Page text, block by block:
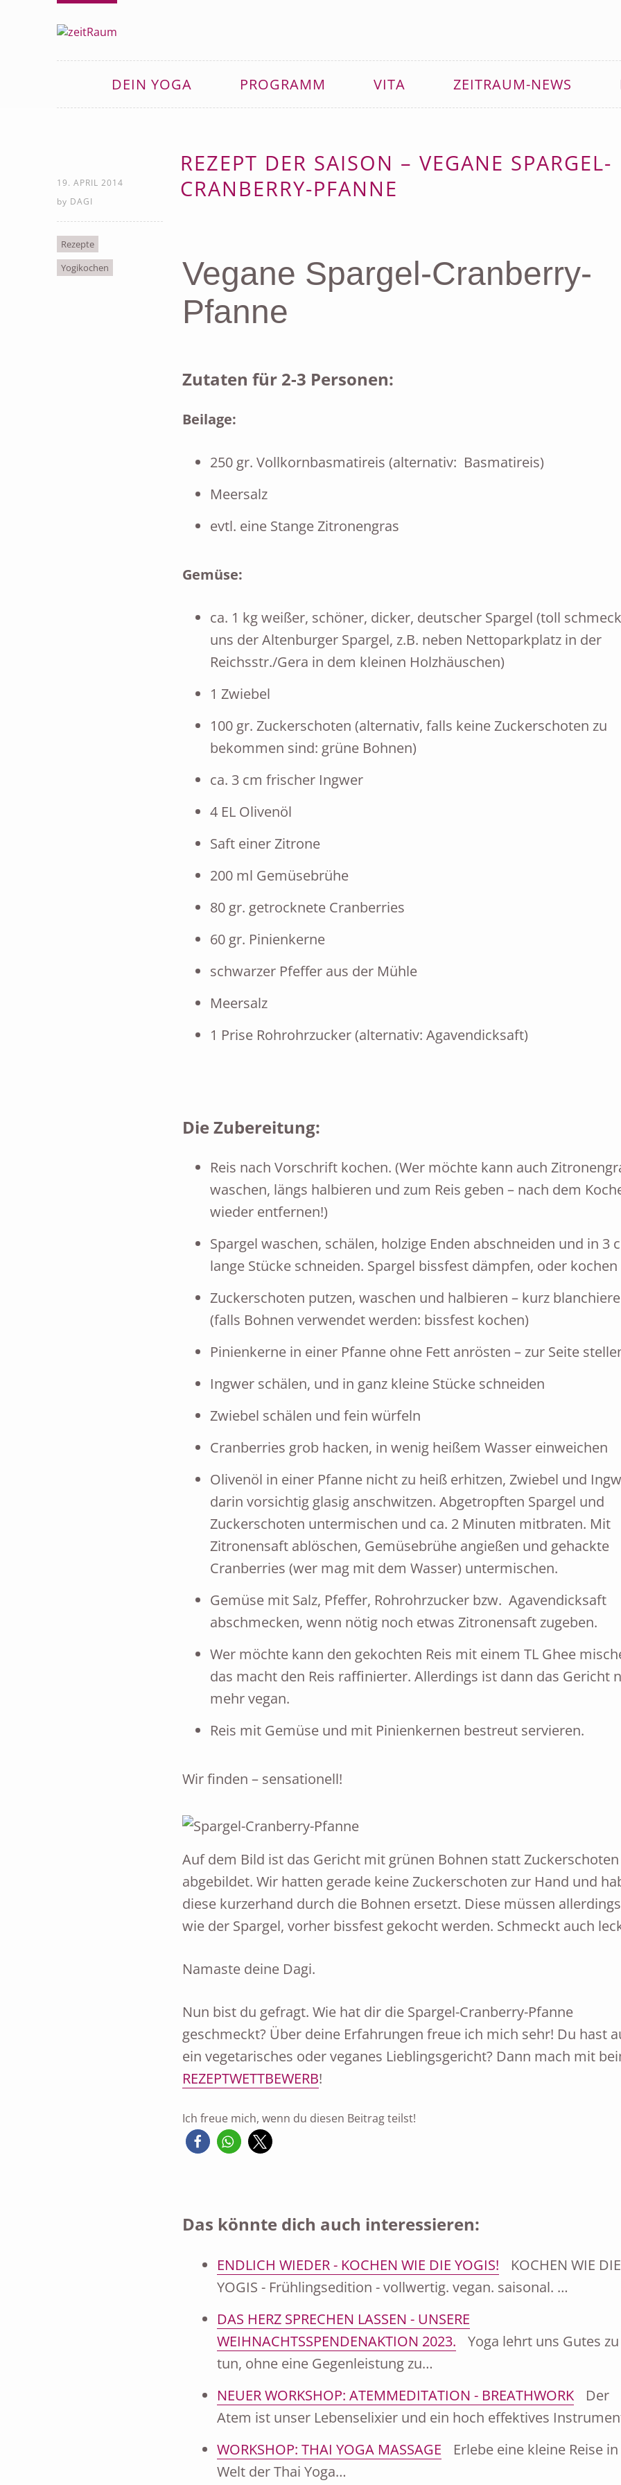
DEIN YOGA PROGRAMM VITA ZEITRAUM-NEWS
19. APRIL 2014
by DAGI
Rezepte
Yogikochen
REZEPT DER SAISON – VEGANE SPARGEL-
CRANBERRY-PFANNE
Vegane Spargel-Cranberry-
Pfanne
Zutaten für 2-3 Personen:
Beilage:
250 gr. Vollkornbasmatireis (alternativ: Basmatireis)
Meersalz
evtl. eine Stange Zitronengras
Gemüse:
ca. 1 kg weißer, schöner, dicker, deutscher Spargel (toll
uns der Altenburger Spargel, z.B. neben Nettoparkplatz in der
Reichsstr./Gera in dem kleinen Holzhäuschen)
1 Zwiebel
100 gr. Zuckerschoten (alternativ, falls keine Zuckerschoten zu
bekommen sind: grüne Bohnen)
ca. 3 cm frischer Ingwer
4 EL Olivenöl
Saft einer Zitrone
200 ml Gemüsebrühe
80 gr. getrocknete Cranberries
60 gr. Pinienkerne
schwarzer Pfeffer aus der Mühle
Meersalz
1 Prise Rohrohrzucker (alternativ: Agavendicksaft)
Die Zubereitung:
Reis nach Vorschrift kochen. (Wer möchte kann auch
waschen, längs halbieren und zum Reis geben – nach dem
wieder entfernen!)
Spargel waschen, schälen, holzige Enden abschneiden und in 3
lange Stücke schneiden. Spargel bissfest dämpfen, oder kochen
Zuckerschoten putzen, waschen und halbieren – kurz
(falls Bohnen verwendet werden: bissfest kochen)
Pinienkerne in einer Pfanne ohne Fett anrösten – zur Seite
Ingwer schälen, und in ganz kleine Stücke schneiden
Zwiebel schälen und fein würfeln
Cranberries grob hacken, in wenig heißem Wasser einweichen
Olivenöl in einer Pfanne nicht zu heiß erhitzen, Zwiebel und
darin vorsichtig glasig anschwitzen. Abgetropften Spargel und
Zuckerschoten untermischen und ca. 2 Minuten mitbraten. Mit
Zitronensaft ablöschen, Gemüsebrühe angießen und gehackte
Cranberries (wer mag mit dem Wasser) untermischen.
Gemüse mit Salz, Pfeffer, Rohrohrzucker bzw. Agavendicksaft
abschmecken, wenn nötig noch etwas Zitronensaft zugeben.
Wer möchte kann den gekochten Reis mit einem TL Ghee
das macht den Reis raffinierter. Allerdings ist dann das Gericht
mehr vegan.
Reis mit Gemüse und mit Pinienkernen bestreut servieren.
Wir finden – sensationell!
Auf dem Bild ist das Gericht mit grünen Bohnen statt Zuckerschoten
abgebildet. Wir hatten gerade keine Zuckerschoten zur Hand und
diese kurzerhand durch die Bohnen ersetzt. Diese müssen
wie der Spargel, vorher bissfest gekocht werden. Schmeckt auch
Namaste deine Dagi.
Nun bist du gefragt. Wie hat dir die Spargel-Cranberry-Pfanne
geschmeckt? Über deine Erfahrungen freue ich mich sehr! Du hast
ein vegetarisches oder veganes Lieblingsgericht? Dann mach mit
REZEPTWETTBEWERB!
Ich freue mich, wenn du diesen Beitrag teilst!
Das könnte dich auch interessieren:
ENDLICH WIEDER - KOCHEN WIE DIE YOGIS!
KOCHEN WIE DIE
YOGIS - Frühlingsedition - vollwertig. vegan. saisonal. …
DAS HERZ SPRECHEN LASSEN - UNSERE
WEIHNACHTSSPENDENAKTION 2023.
Yoga lehrt uns Gutes zu
tun, ohne eine Gegenleistung zu…
NEUER WORKSHOP: ATEMMEDITATION - BREATHWORK
Der
Atem ist unser Lebenselixier und ein hoch effektives
WORKSHOP: THAI YOGA MASSAGE
Erlebe eine kleine Reise
Welt der Thai Yoga…